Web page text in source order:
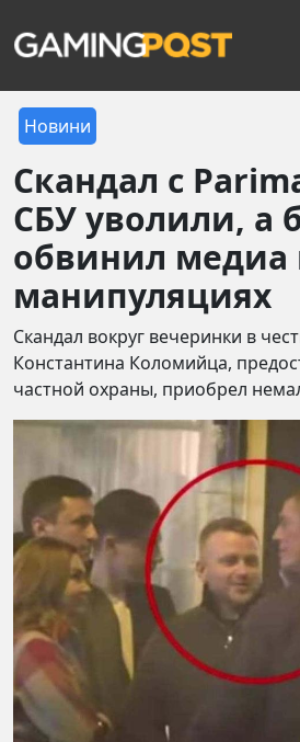
Новини
Скандал с
СБУ уволили, а
обвинил медиа
манипуляциях
Скандал вокруг вечеринки в
Константина Коломийца,
частной охраны, приобрел